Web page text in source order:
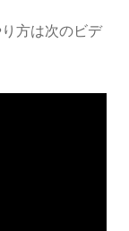
方は次のビデ